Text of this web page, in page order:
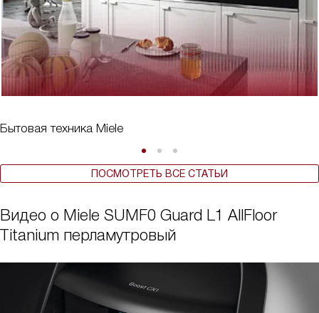
Бытовая техника Miele
ПОСМОТРЕТЬ ВСЕ СТАТЬИ
Видео о Miele SUMF0 Guard L1 AllFloor
Titanium перламутровый